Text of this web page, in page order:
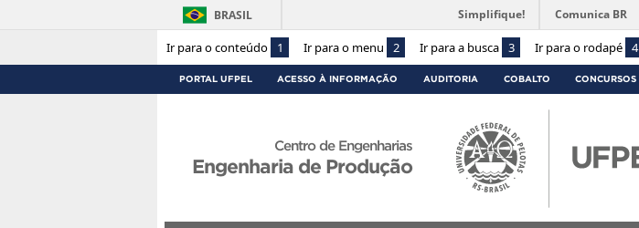
Ir para o conteúdo 1 Ir para o menu 2 Ir para a busca 3 Ir para o rodapé 4
BRASIL Simplifique! Comunica BR
PORTAL UFPEL ACESSO À INFORMAÇÃO AUDITORIA COBALTO CONCURSOS
Centro de Engenharias
Engenharia de Produção